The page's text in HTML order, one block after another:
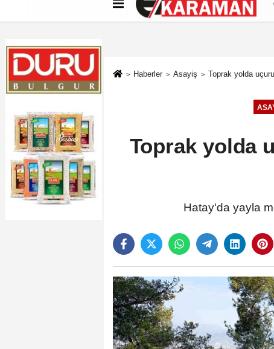
Künye İletişim Çerez Politikası
Haberler Asayiş Toprak yolda
Toprak yolda
Hatay'da yayla